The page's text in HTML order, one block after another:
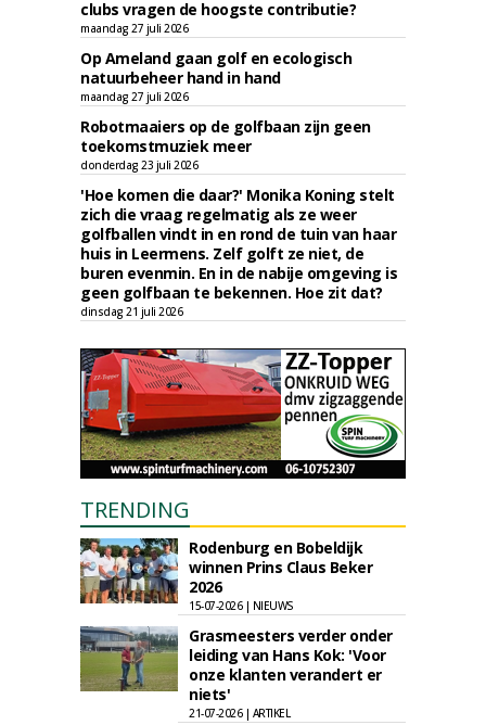
clubs vragen de hoogste contributie?
maandag 27 juli 2026
Op Ameland gaan golf en ecologisch
natuurbeheer hand in hand
maandag 27 juli 2026
Robotmaaiers op de golfbaan zijn geen
toekomstmuziek meer
donderdag 23 juli 2026
'Hoe komen die daar?' Monika Koning stelt
zich die vraag regelmatig als ze weer
golfballen vindt in en rond de tuin van haar
huis in Leermens. Zelf golft ze niet, de
buren evenmin. En in de nabije omgeving is
geen golfbaan te bekennen. Hoe zit dat?
dinsdag 21 juli 2026
TRENDING
Rodenburg en Bobeldijk
winnen Prins Claus Beker
2026
15-07-2026 | NIEUWS
Grasmeesters verder onder
leiding van Hans Kok: 'Voor
onze klanten verandert er
niets'
21-07-2026 | ARTIKEL